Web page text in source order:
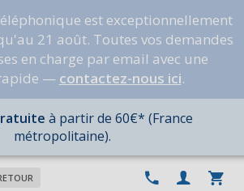
est exceptionnellement
21 août. Toutes vos demandes
en charge par email avec une
— contactez-nous ici.
à partir de 60€* (France
métropolitaine).